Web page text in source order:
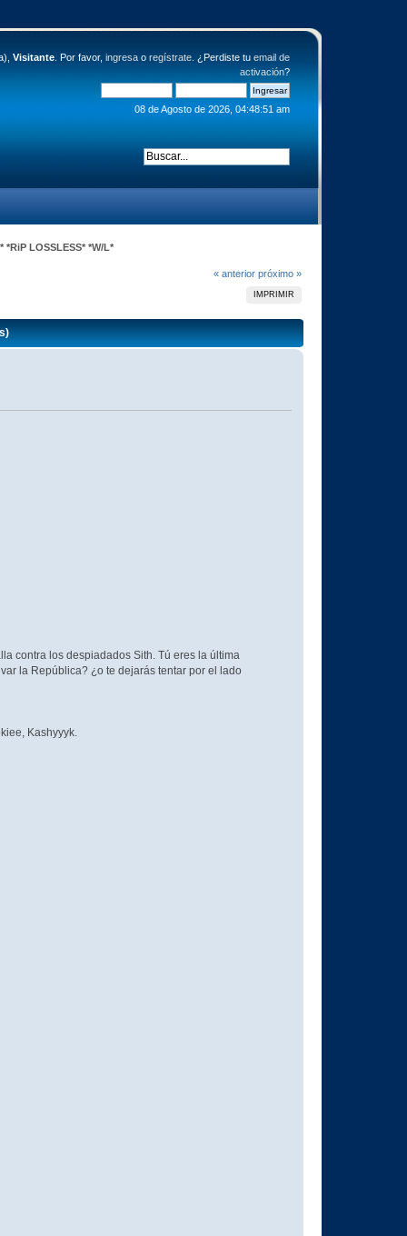
Visitante. Por favor, ingresao regístrate. ¿Perdiste tu email de
activación?
08 de Agosto de 2026, 04:48:51 am
LOSSLESS* *W/L*
« anterior próximo »
IMPRIMIR
contra los despiadados Sith. Tú eres la última
la República? ¿o te dejarás tentar por el lado
Kashyyyk.